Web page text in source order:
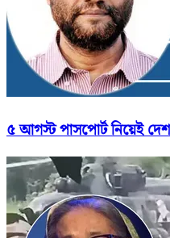
৫ আগস্ট পাসপোর্ট নিয়েই